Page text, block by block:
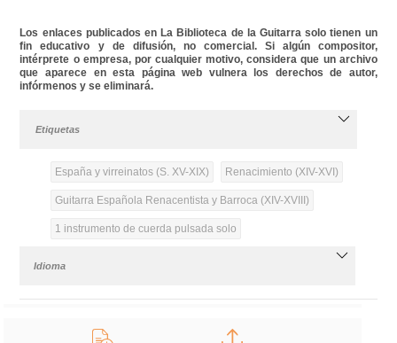
Los enlaces publicados en La Biblioteca de la Guitarra solo tienen un
fin educativo y de difusión, no comercial. Si algún compositor,
intérprete o empresa, por cualquier motivo, considera que un archivo
que aparece en esta página web vulnera los derechos de autor,
infórmenos y se eliminará.
Etiquetas
España y virreinatos (S. XV-XIX) Renacimiento (XIV-XVI)
Guitarra Española Renacentista y Barroca (XIV-XVIII)
1 instrumento de cuerda pulsada solo
Idioma